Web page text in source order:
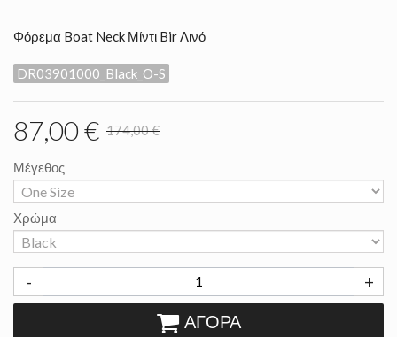
Φόρεμα Boat Neck Μίντι Bir Λινό
DR03901000_Black_O-S
87,00 € 174,00 €
Μέγεθος
Χρώμα
- +
ΑΓΟΡΆ